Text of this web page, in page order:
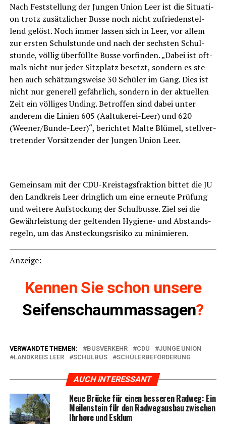
Nach Fest­stel­lung der Jun­gen Uni­on Leer ist die Situa­ti­
on trotz zusätz­li­cher Bus­se noch nicht zufrie­den­stel­
lend gelöst. Noch immer las­sen sich in Leer, vor allem
zur ers­ten Schul­stun­de und nach der sechs­ten Schul­
stun­de, völ­lig über­füll­te Bus­se vor­fin­den. „Dabei ist oft­
mals nicht nur jeder Sitz­platz besetzt, son­dern es ste­
hen auch schät­zungs­wei­se 30 Schü­ler im Gang. Dies ist
nicht nur gene­rell gefähr­lich, son­dern in der aktu­el­len
Zeit ein völ­li­ges Unding. Betrof­fen sind dabei unter
ande­rem die Lini­en 605 (Aal­tu­ke­rei-Leer) und 620
(Ween­er/­Bun­de-Leer)“, berich­tet Mal­te Blü­mel, stell­ver­
tre­ten­der Vor­sit­zen­der der Jun­gen Uni­on Leer.
Gemein­sam mit der CDU-Kreis­tags­frak­ti­on bit­tet die JU
den Land­kreis Leer dring­lich um eine erneu­te Prü­fung
und wei­te­re Auf­sto­ckung der Schul­bus­se. Ziel sei die
Gewähr­leis­tung der gel­ten­den Hygie­ne- und Abstands­
re­geln, um das Anste­ckungs­ri­si­ko zu minimieren.
Anzei­ge:
Ken­nen Sie schon unse­re
Sei­fen­schaum­mas­sa­gen?
VERWANDTE THEMEN: BUSVERKEHR CDU
JUNGE UNION
LANDKREIS LEER
SCHULBUS SCHÜLERBEFÖRDERUNG
AUCH INTERESSANT
Neue Brü­cke für einen bes­se­ren Rad­weg: Ein
Mei­len­stein für den Rad­weg­aus­bau zwi­schen
Ihr­ho­ve und Esklum